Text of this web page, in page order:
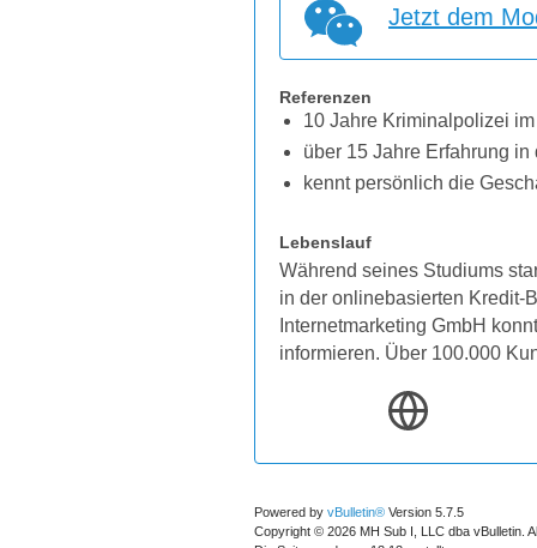
Jetzt dem
Referenzen
10 Jahre Kriminalpolizei
über 15 Jahre Erfahrung
kennt persönlich die
Lebenslauf
Während seines Studiums
in der onlinebasierten Kredit-
Internetmarketing GmbH
informieren. Über 100.000
Powered by vBulletin® Version 5.7.5
Copyright © 2026 MH Sub I, LLC dba vBulletin.